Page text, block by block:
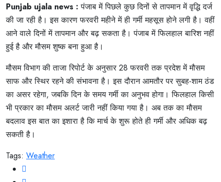
Punjab ujala news :पंजाब में पिछले कुछ दिनों से तापमान में वृद्धि दर्ज
की जा रही है। इस कारण फरवरी महीने में ही गर्मी महसूस होने लगी है। वहीं
आने वाले दिनों में तापमान और बढ़ सकता है। पंजाब में फिलहाल बारिश नहीं
हुई है और मौसम शुष्क बना हुआ है।
मौसम विभाग की ताजा रिपोर्ट के अनुसार 28 फरवरी तक प्रदेश में मौसम
साफ और स्थिर रहने की संभावना है। इस दौरान आमतौर पर सुबह-शाम ठंड
का असर रहेगा, जबकि दिन के समय गर्मी का अनुभव होगा। फिलहाल किसी
भी प्रकार का मौसम अलर्ट जारी नहीं किया गया है। अब तक का मौसम
बदलाव इस बात का इशारा है कि मार्च के शुरू होते ही गर्मी और अधिक बढ़
सकती है।
Tags: Weather